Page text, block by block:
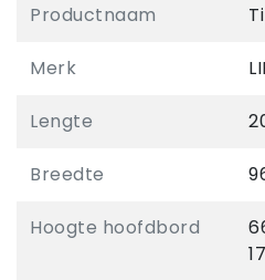
Productnaam
Merk
Lengte
Breedte
Hoogte hoofdbord